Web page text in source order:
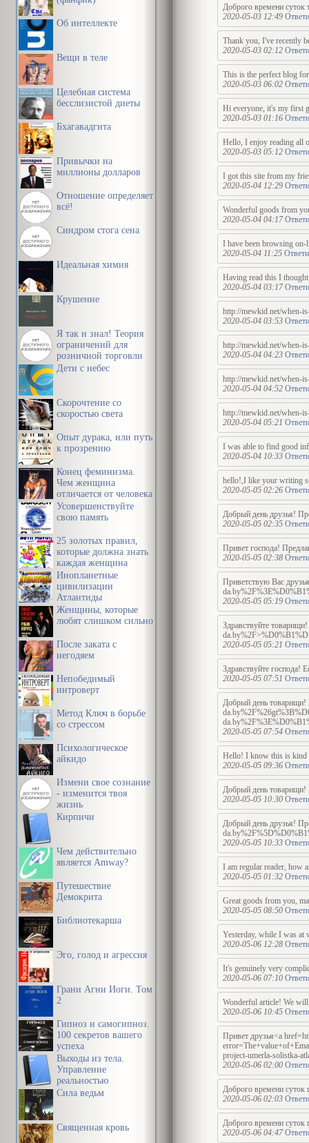
Об интеллекте
Вещи в теле
Целебная система
бесслизистой диеты
Бхагавадгита
Привычки на
миллионы долларов
Отношение определяет
всё!
Синдром стога сена
Идеальная химия
Крушение
Я так и знал! Теория
ограничений для
розничной торговли
Дети с небес
Скорочтение со
скоростью света
Опыт дурака, или путь
к прозрению
Конец феминизма.
Чем женщина
отличается от человека
Усовершенствуйте
свою память
25 золотых правил,
которые должна знать
каждая женщина
Инопланетные
цивилизации
Атлантиды
Женщины, которые
любят слишком сильно
После заката с
негодяем
Непобедимый
интроверт
Метод Ключ в борьбе
со стрессом
Психологическое
айкидо
Измени свое сознание
- изменится твоя
жизнь
Кирпичи
Чем действительно
является Amway?
Путешествие
Демокрита
Библиотекарша
Эго, голод и агрессия
Грани Агни Йоги. Том
2
Гипноз и самогипноз.
100 секретов вашего
успеха
Выходы из тела.
Управление
реальностью
Сила ведьм
Священная кровь
Доброго времени
2020-05-03 12:49
Thank you, I've recently
2020-05-03 02:12
This is the perfect blog
2020-05-03 06:02
Hi everyone, it's my first
2020-05-03 01:16
Hello, I enjoy reading all
2020-05-03 05:12
I got this site from my
2020-05-04 12:29
Wonderful goods from
2020-05-04 04:17
I have been browsing
2020-05-04 11:25
Having read this I
2020-05-04 03:17
http://mewkid.net/when-
2020-05-04 03:53
http://mewkid.net/when-
2020-05-04 04:23
http://mewkid.net/when-
2020-05-04 04:52
http://mewkid.net/when-
2020-05-04 05:21
I was able to find good
2020-05-04 10:33
hello!,I like your writing
2020-05-05 02:26
Добрый день друзья!
2020-05-05 02:35
Привет господа!
2020-05-05 02:38
Приветствую Вас
2020-05-05 05:19
Здравствуйте
2020-05-05 05:21
Здравствуйте господа!
2020-05-05 07:51
Добрый день
2020-05-05 07:54
Hello! I know this is kind
2020-05-05 09:36
Добрый день товарищи!
2020-05-05 10:30
Добрый день друзья!
2020-05-05 10:33
I am regular reader, how
2020-05-05 01:32
Great goods from you,
2020-05-05 08:50
Yesterday, while I was at
2020-05-06 12:28
It's genuinely very
2020-05-06 07:10
Wonderful article! We
2020-05-06 10:45
Привет друзья<a
project-umerla-solistka-
2020-05-06 02:00
Доброго времени
2020-05-06 02:03
Доброго времени
2020-05-06 04:47